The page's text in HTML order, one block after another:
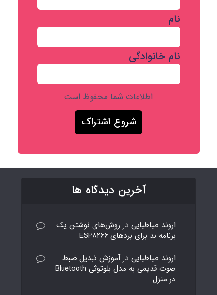
نام
نام خانوادگی
اطلاعات شما محفوظ است
آخرین دیدگاه ها
اروند طباطبایی در روش‌های نوشتن یک
برنامه بد برای بردهای ESP8266
اروند طباطبایی درآموزش تبدیل ضبط
صوت قدیمی به مدل بلوتوثی Bluetooth
در منزل